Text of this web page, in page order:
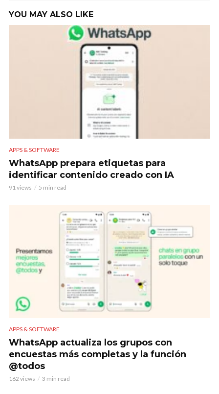
YOU MAY ALSO LIKE
APPS & SOFTWARE
WhatsApp prepara etiquetas para
identificar contenido creado con IA
91 views 5 min read
APPS & SOFTWARE
WhatsApp actualiza los grupos con
encuestas más completas y la función
@todos
162 views 3 min read